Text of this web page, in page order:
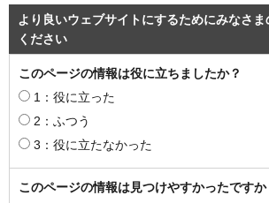
より良いウェブサイトにするためにみなさ
ください
このページの情報は役に立ちましたか？
1：役に立った
2：ふつう
3：役に立たなかった
このページの情報は見つけやすかったですか